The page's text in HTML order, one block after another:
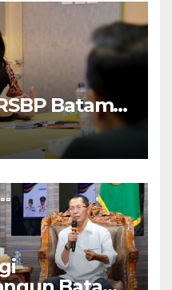
Batam